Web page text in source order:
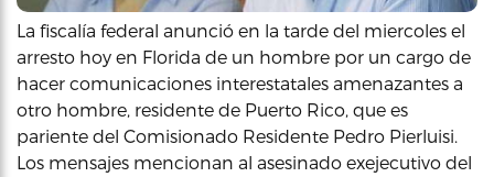
La fiscalía federal anunció en la tarde del miercoles el
arresto hoy en Florida de un hombre por un cargo de
hacer comunicaciones interestatales amenazantes a
otro hombre, residente de Puerto Rico, que es
pariente del Comisionado Residente Pedro Pierluisi.
Los mensajes mencionan al asesinado exejecutivo del